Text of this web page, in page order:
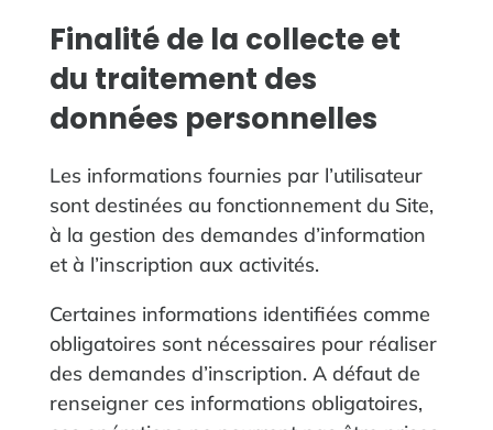
Finalité de la collecte et
du traitement des
données personnelles
Les informations fournies par l’utilisateur
sont destinées au fonctionnement du Site,
à la gestion des demandes d’information
et à l’inscription aux activités.
Certaines informations identifiées comme
obligatoires sont nécessaires pour réaliser
des demandes d’inscription. A défaut de
renseigner ces informations obligatoires,